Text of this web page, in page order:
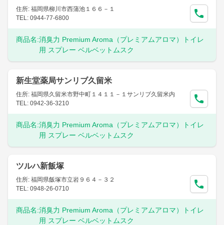
住所: 福岡県柳川市西蒲池１６６－１
TEL: 0944-77-6800
商品名:消臭力 Premium Aroma（プレミアムアロマ）トイレ
用 スプレー ベルベットムスク
新生堂薬局サンリブ久留米
住所: 福岡県久留米市野中町１４１１－１サンリブ久留米内
TEL: 0942-36-3210
商品名:消臭力 Premium Aroma（プレミアムアロマ）トイレ
用 スプレー ベルベットムスク
ツルハ新飯塚
住所: 福岡県飯塚市立岩９６４－３２
TEL: 0948-26-0710
商品名:消臭力 Premium Aroma（プレミアムアロマ）トイレ
用 スプレー ベルベットムスク